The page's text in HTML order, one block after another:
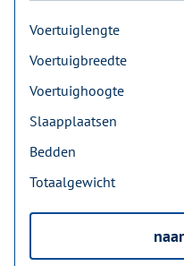
Voertuiglengte
Voertuigbreedte
Voertuighoogte
Slaapplaatsen
Bedden
Totaalgewicht